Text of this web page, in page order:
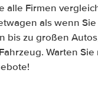
alle Firmen
als wenn
bis zu großen
Warten Sie